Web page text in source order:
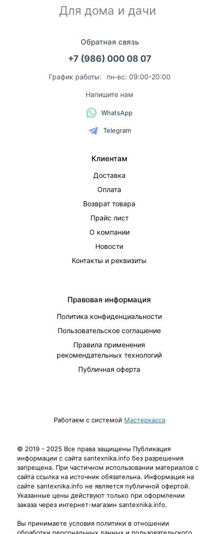
Для дома и дачи
Обратная связь
+7 (986) 000 08 07
График работы: пн-вс: 09:00-20:00
Напишите нам
WhatsApp
Telegram
Клиентам
Доставка
Оплата
Возврат товара
Прайс лист
О компании
Новости
Контакты и реквизиты
Правовая информация
Политика конфиденциальности
Пользовательское соглашение
Правила применения
рекомендательных технологий
Публичная оферта
Работаем с системой Мастеркасса
© 2019 - 2025 Все права защищены Публикация
информации с сайта santexnika.info без разрешения
запрещена. При частичном использовании материалов с
сайта ссылка на источник обязательна. Информация на
сайте santexnika.info не является публичной офертой.
Указанные цены действуют только при оформлении
заказа через интернет-магазин santexnika.info.
Вы принимаете условия политики в отношении